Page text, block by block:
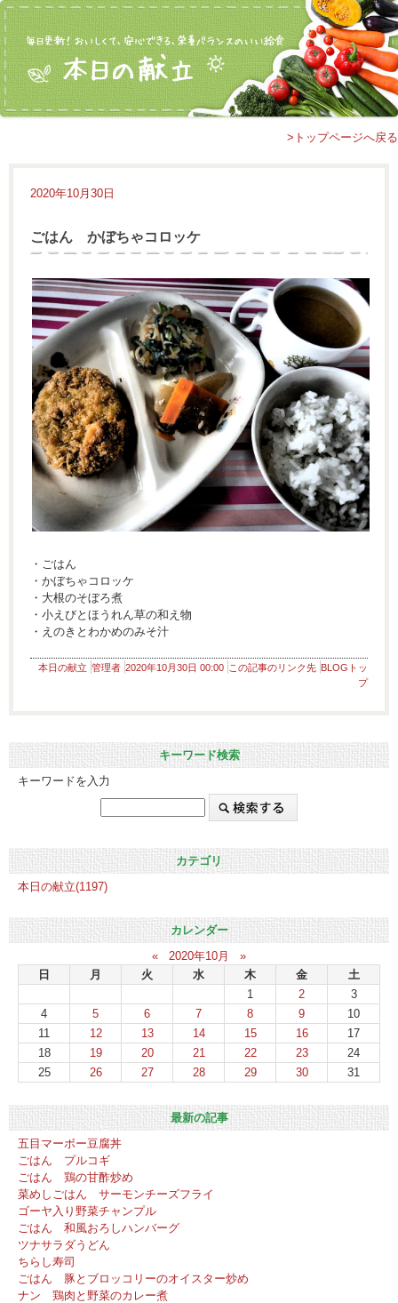
>トップページへ戻る
2020年10月30日
ごはん かぼちゃコロッケ
・ごはん
・かぼちゃコロッケ
・大根のそぼろ煮
・小えびとほうれん草の和え物
・えのきとわかめのみそ汁
本日の献立 管理者 2020年10月30日 00:00 この記事のリンク先 BLOGトッ
プ
キーワード検索
キーワードを入力
カテゴリ
本日の献立(1197)
カレンダー
«
2020年10月
»
日
月 火 水 木 金
土
1
2
3
4
5 6 7 8 9
10
11
12 13 14 15 16
17
18
19 20 21 22 23
24
25
26 27 28 29 30 31
最新の記事
五目マーボー豆腐丼
ごはん プルコギ
ごはん 鶏の甘酢炒め
菜めしごはん サーモンチーズフライ
ゴーヤ入り野菜チャンプル
ごはん 和風おろしハンバーグ
ツナサラダうどん
ちらし寿司
ごはん 豚とブロッコリーのオイスター炒め
ナン 鶏肉と野菜のカレー煮